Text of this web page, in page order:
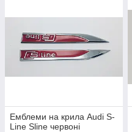
Емблеми на крила Audi S-
Line Sline червоні